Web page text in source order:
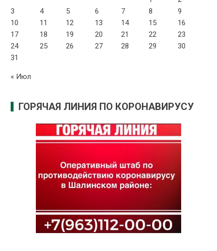
3
4 5 6 7 8
9
10
11 12 13 14 15
16
17
18 19 20 21 22
23
24
25 26 27 28 29
30
31
« Июл
ГОРЯЧАЯ ЛИНИЯ ПО КОРОНАВИРУСУ